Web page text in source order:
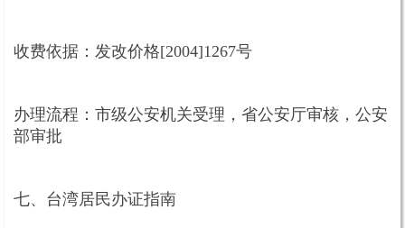
收费依据：发改价格[2004]1267号
办理流程：市级公安机关受理，省公安厅审核，公安
部审批
七、台湾居民办证指南